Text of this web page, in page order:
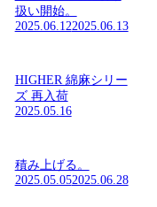
扱い開始。
2025.06.122025.06.13
HIGHER 綿麻シリー
ズ 再入荷
2025.05.16
積み上げる。
2025.05.052025.06.28